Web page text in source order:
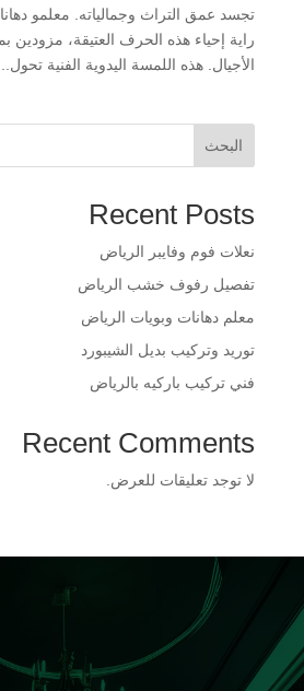
تجسد عمق التراث وجمالياته. معلمو
راية إحياء هذه الحرف العتيقة، مزودين
الأجيال. هذه اللمسة اليدوية الفنية
البحث
Recent Posts
​نعلات فوم وفايبر الرياض
​تفصيل رفوف خشب الرياض
​معلم دهانات وبويات الرياض
​توريد وتركيب بديل الشيبورد
فني تركيب باركيه بالرياض
Recent Comments
لا توجد تعليقات للعرض.